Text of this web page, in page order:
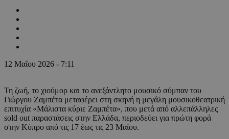
12 Μαΐου 2026 - 7:11
Τη ζωή, το χιούμορ και το ανεξάντλητο μουσικό σύμπαν του
Γιώργου Ζαμπέτα μεταφέρει στη σκηνή η μεγάλη μουσικοθεατρική
επιτυχία «Μάλιστα κύριε Ζαμπέτα», που μετά από αλλεπάλληλες
sold out παραστάσεις στην Ελλάδα, περιοδεύει για πρώτη φορά
στην Κύπρο από τις 17 έως τις 23 Μαΐου.